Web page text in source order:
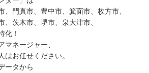
、門真市、豊中市、箕面市、枚方市、
、茨木市、堺市、泉大津市、
化！
マネージャー、
はお任せください。
ータから